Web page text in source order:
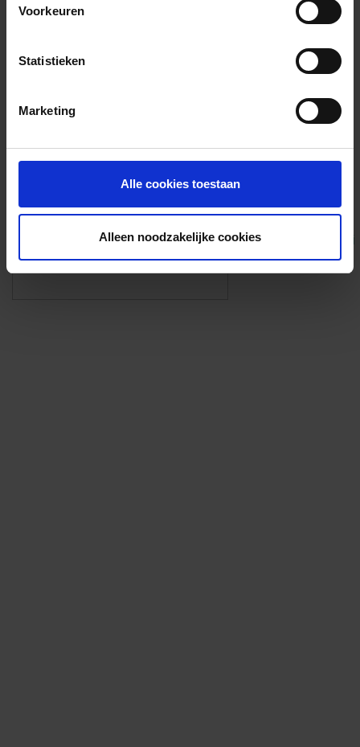
Voorkeuren
Statistieken
Marketing
Alle cookies toestaan
Alleen noodzakelijke cookies
Foto’s ({{photos.length}})
Eigen foto’s